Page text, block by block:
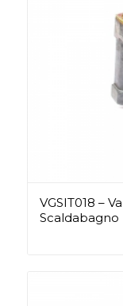
VGSIT018 –
Scaldabagno